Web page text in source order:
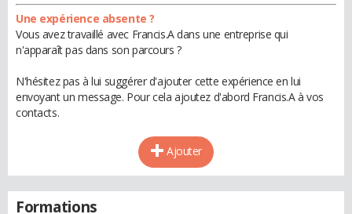
Une expérience absente ?
Vous avez travaillé avec Francis.A dans une entreprise qui
n'apparaît pas dans son parcours ?
N'hésitez pas à lui suggérer d'ajouter cette expérience en lui
envoyant un message. Pour cela ajoutez d'abord Francis.A à vos
contacts.
Ajouter
Formations